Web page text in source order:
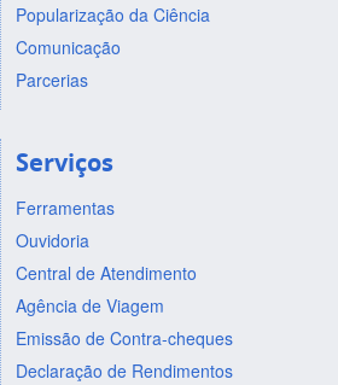
Popularização da Ciência
Comunicação
Parcerias
Serviços
Ferramentas
Ouvidoria
Central de Atendimento
Agência de Viagem
Emissão de Contra-cheques
Declaração de Rendimentos